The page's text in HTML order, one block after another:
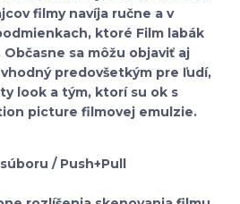
filmy navíja ručne a v
ktoré Film labák
sa môžu objaviť aj
predovšetkým pre ľudí,
look a tým, ktorí su ok s
picture filmovej emulzie.
/ Push+Pull